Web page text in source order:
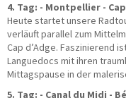
4. Tag: - Montpellier -
Heute startet unsere
verläuft parallel zum
Cap d’Adge. Faszinierend
Languedocs mit ihren
Mittagspause in der
5. Tag: - Canal du Midi -